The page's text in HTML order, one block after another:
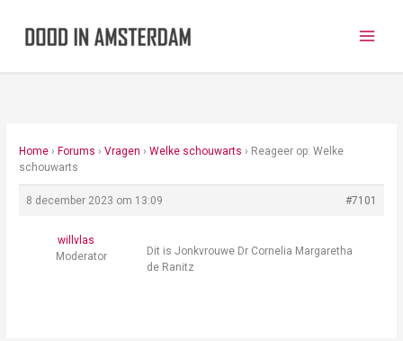
Home › Forums › Vragen › Welke schouwarts › Reageer op: Welke
schouwarts
8 december 2023 om 13:09 #7101
willvlas
Moderator
Dit is Jonkvrouwe Dr Cornelia Margaretha
de Ranitz